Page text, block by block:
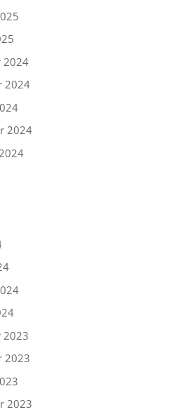
2024
2024
2024
2023
2023
2023